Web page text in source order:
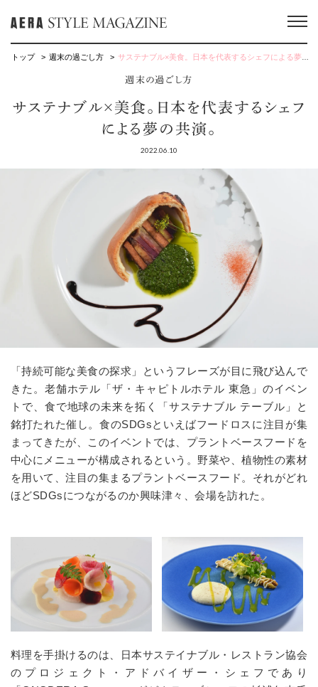
トップ 週末の過ごし方 サステナブル×美食。日本を代表するシェフによる夢の共演。
週末の過ごし方
サステナブル×美食。日本を代表するシェフ
による夢の共演。
2022.06.10
「持続可能な美食の探求」というフレーズが目に飛び込んで
きた。老舗ホテル「ザ・キャピトルホテル 東急」のイベン
トで、食で地球の未来を拓く「サステナブル テーブル」と
銘打たれた催し。食のSDGsといえばフードロスに注目が集
まってきたが、このイベントでは、プラントベースフードを
中心にメニューが構成されるという。野菜や、植物性の素材
を用いて、注目の集まるプラントベースフード。それがどれ
ほどSDGsにつながるのか興味津々、会場を訪れた。
料理を手掛けるのは、日本サステイナブル・レストラン協会
のプロジェクト・アドバイザー・シェフであり